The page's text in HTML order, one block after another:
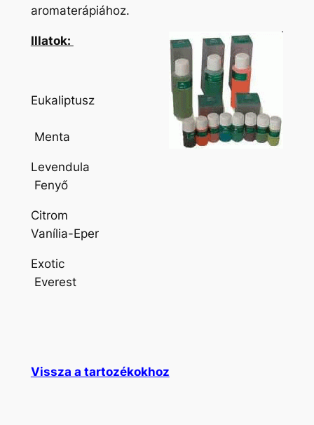
aromaterápiához.
Illatok:
Eukaliptusz
Menta
Levendula
Fenyő
Citrom
Vanília-Eper
Exotic
Everest
Vissza a tartozékokhoz